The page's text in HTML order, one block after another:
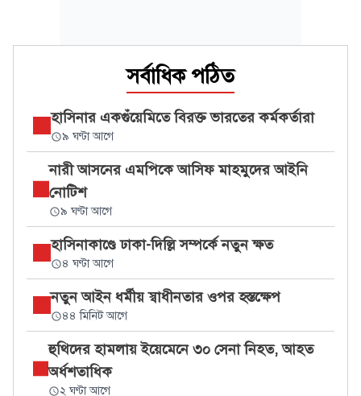
সর্বাধিক পঠিত
হাসিনার একগুঁয়েমিতে বিরক্ত ভারতের কর্মকর্তারা
৯ ঘণ্টা আগে
নারী আসনের এমপিকে আসিফ মাহমুদের আইনি
নোটিশ
৯ ঘণ্টা আগে
হাসিনাকাণ্ডে ঢাকা-দিল্লি সম্পর্কে নতুন ক্ষত
৪ ঘণ্টা আগে
নতুন আইন ধর্মীয় স্বাধীনতার ওপর হস্তক্ষেপ
৪৪ মিনিট আগে
হুথিদের হামলায় ইয়েমেনে ৩০ সেনা নিহত, আহত
অর্ধশতাধিক
২ ঘণ্টা আগে